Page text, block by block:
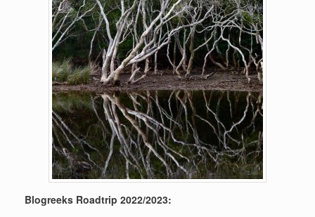
Blogreeks Roadtrip 2022/2023: